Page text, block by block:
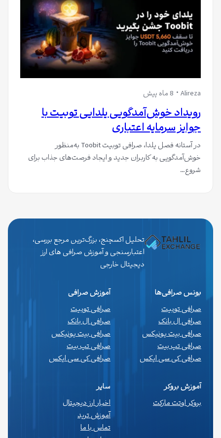
Alireza 8 ماه پیش
رویداد خوش‌آمدگویی یلدایی توبیت با
جوایز سرمایه اعتباری
در آستانه فصل یلدا، صرافی توبیت Toobit به‌منظور
خوش‌آمدگویی به کاربران جدید و ایجاد فرصت‌های جذاب برای
شروع…
تحلیل اکسچنج، بزرگ‌ترین مرجع بررسی،
اعتبارسنجی و آموزش صرافی های ارز
دیجیتال خارجی
بونس صرافی‌ها
صرافی توبیت
صرافی ال بانک
صرافی بیت یونیکس
صرافی تپ بیت
صرافی کی سی ایکس
آموزش صرافی
صرافی توبیت
صرافی ال بانک
صرافی بیت یونیکس
صرافی تپ بیت
صرافی کی سی ایکس
آموزش بروکر
بروکر اوتت مارکت
سایر
اخبار ارز دیجیتال
آموزش ترید
تماس با ما